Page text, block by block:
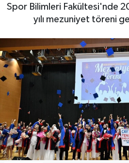
Spor Bilimleri Fakültesi'nde
yılı mezuniyet töreni
Haberde İnsan
Kültür Sanat
Magazin
Manşet Altı
Manşetler
Resmi İlan